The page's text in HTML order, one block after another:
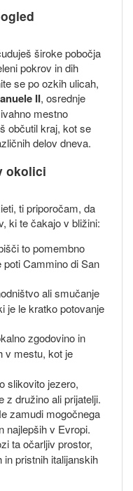
široke pobočja
pokrov in dih
se po ozkih ulicah,
II, osrednje
mestno
občutil kraj, kot se
delov dneva.
okolici
ti priporočam, da
ki te čakajo v bližini:
to pomembno
Cammino di San
ali smučanje
je le kratko potovanje
zgodovino in
v mestu, kot je
slikovito jezero,
z družino ali prijatelji.
zamudi mogočnega
najlepših v Evropi.
ta očarljiv prostor,
pristnih italijanskih